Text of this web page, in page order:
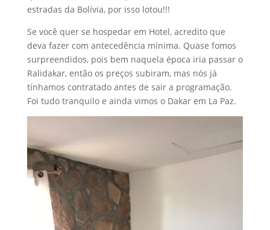
estradas da Bolívia, por isso lotou!!!
Se você quer se hospedar em Hotel, acredito que
deva fazer com antecedência mínima. Quase fomos
surpreendidos, pois bem naquela época iria passar o
Ralidakar, então os preços subiram, mas nós já
tínhamos contratado antes de sair a programação.
Foi tudo tranquilo e ainda vimos o Dakar em La Paz.